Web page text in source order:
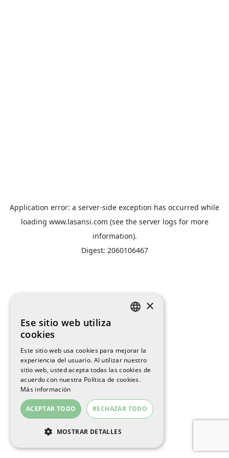
Application error: a server-side exception has occurred while
loading www.lasansi.com (see the server logs for more
information).
Digest: 2060106467
CATALAN
×
Ese sitio web utiliza
cookies
Este sitio web usa cookies para mejorar la
experiencia del usuario. Al utilizar nuestro
sitio web, usted acepta todas las cookies de
acuerdo con nuestra Política de cookies.
Más información
ACEPTAR TODO RECHAZAR TODO
MOSTRAR DETALLES
COOKIES ESTRICTAMENTE